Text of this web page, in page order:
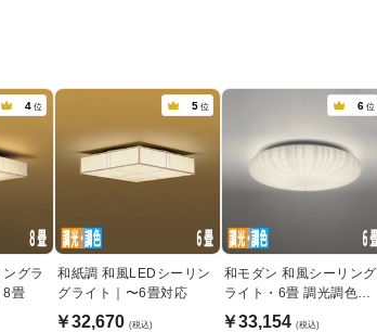
4 位
グラ
8畳
5 位
和紙調 和風LEDシーリン
グライト｜〜6畳対応
￥32,670 (税込)
6 位
和モダン 和風シーリング
ライト・6畳 調光調色機
能 | リモコン付
￥33,154 (税込)